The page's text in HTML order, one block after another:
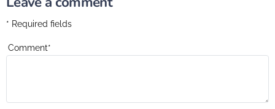
* Required fields
Comment*